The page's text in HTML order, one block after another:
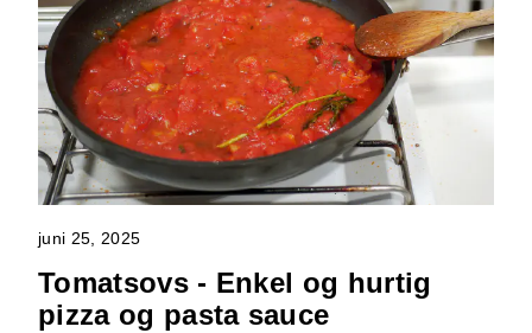
juni 25, 2025
Tomatsovs - Enkel og hurtig
pizza og pasta sauce